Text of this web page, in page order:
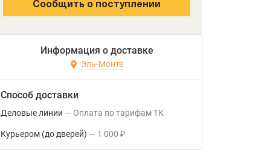
Сообщить о поступлении
Информация о доставке
Эль-Монте
Способ доставки
Деловые линии Оплата по тарифам ТК
Курьером (до дверей) 1 000 ₽